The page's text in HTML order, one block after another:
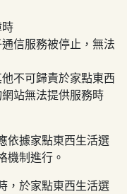
時
信服務被停止，無法
不可歸責於家點東西
網站無法提供服務時
依據家點東西生活選
機制進行。
，於家點東西生活選